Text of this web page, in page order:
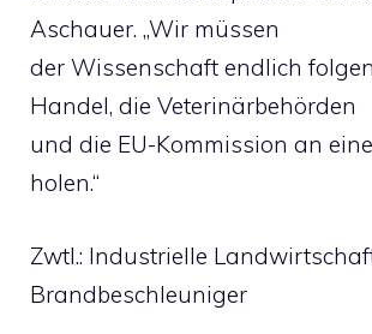
Aschauer. „Wir müssen
der Wissenschaft endlich
Handel, die Veterinärbehörden
und die EU-Kommission an
holen.“
Zwtl.: Industrielle
Brandbeschleuniger